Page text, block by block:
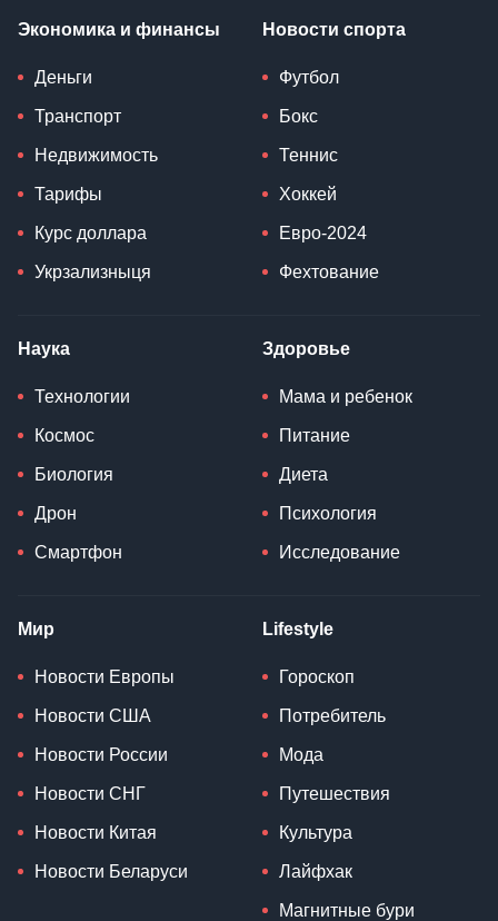
Экономика и финансы
Деньги
Транспорт
Недвижимость
Тарифы
Курс доллара
Укрзализныця
Новости спорта
Футбол
Бокс
Теннис
Хоккей
Евро-2024
Фехтование
Наука
Технологии
Космос
Биология
Дрон
Смартфон
Здоровье
Мама и ребенок
Питание
Диета
Психология
Исследование
Мир
Новости Европы
Новости США
Новости России
Новости СНГ
Новости Китая
Новости Беларуси
Lifestyle
Гороскоп
Потребитель
Мода
Путешествия
Культура
Лайфхак
Магнитные бури